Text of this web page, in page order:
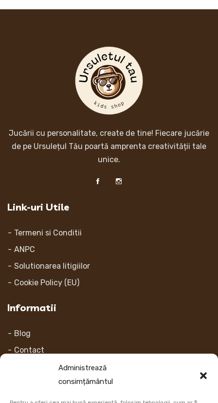
Administrează
consimțământul
Jucării cu personalitate, create de tine! Fiecare jucărie
de pe Ursulețul Tău poartă amprenta creativității tale
unice.
Link-uri Utile
Termeni si Conditii
ANPC
Solutionarea litigiilor
Cookie Policy (EU)
Informatii
Blog
Contact